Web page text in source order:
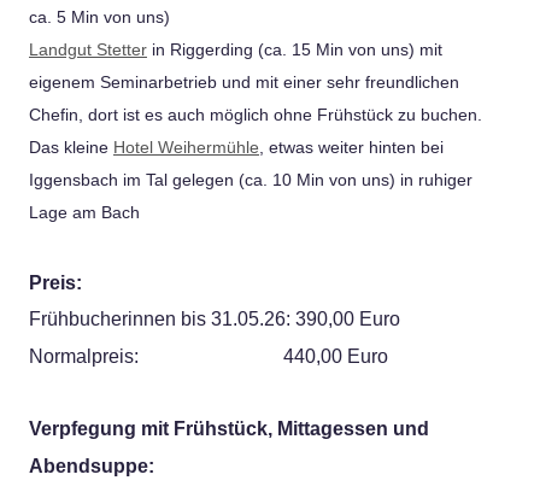
ca. 5 Min von uns)
Landgut Stetter in Riggerding (ca. 15 Min von uns) mit
eigenem Seminarbetrieb und mit einer sehr freundlichen
Chefin, dort ist es auch möglich ohne Frühstück zu buchen.
Das kleine Hotel Weihermühle , etwas weiter hinten bei
Iggensbach im Tal gelegen (ca. 10 Min von uns) in ruhiger
Lage am Bach
Preis:
Frühbucherinnen bis 31.05.26: 390,00 Euro
Normalpreis: 440,00 Euro
Verpfegung mit Frühstück, Mittagessen und
Abendsuppe: